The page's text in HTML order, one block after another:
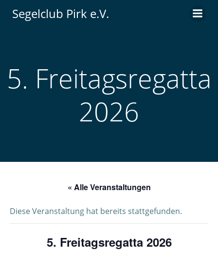
Segelclub Pirk e.V.
5. Freitagsregatta
2026
« Alle Veranstaltungen
Diese Veranstaltung hat bereits stattgefunden.
5. Freitagsregatta 2026